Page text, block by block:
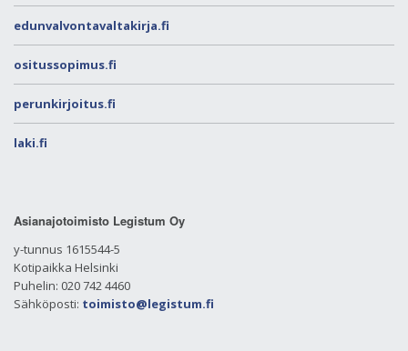
edunvalvontavaltakirja.fi
ositussopimus.fi
perunkirjoitus.fi
laki.fi
Asianajotoimisto Legistum Oy
y-tunnus 1615544-5
Kotipaikka Helsinki
Puhelin: 020 742 4460
Sähköposti: toimisto@legistum.fi